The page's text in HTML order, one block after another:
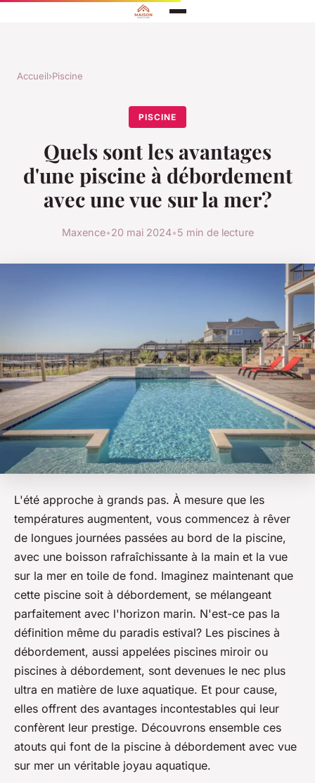
Accueil›Piscine
PISCINE
Quels sont les avantages
d'une piscine à débordement
avec une vue sur la mer?
Maxence•20 mai 2024•5 min de lecture
L'été approche à grands pas. À mesure que les
températures augmentent, vous commencez à rêver
de longues journées passées au bord de la piscine,
avec une boisson rafraîchissante à la main et la vue
sur la mer en toile de fond. Imaginez maintenant que
cette piscine soit à débordement, se mélangeant
parfaitement avec l'horizon marin. N'est-ce pas la
définition même du paradis estival? Les piscines à
débordement, aussi appelées piscines miroir ou
piscines à débordement, sont devenues le nec plus
ultra en matière de luxe aquatique. Et pour cause,
elles offrent des avantages incontestables qui leur
confèrent leur prestige. Découvrons ensemble ces
atouts qui font de la piscine à débordement avec vue
sur mer un véritable joyau aquatique.